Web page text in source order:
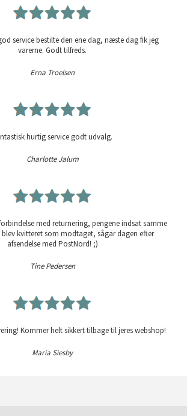
service bestilte den ene dag, næste dag fik jeg
varerne. Godt tilfreds.
Erna Troelsen
hurtig service godt udvalg.
Charlotte Jalum
med returnering, pengene indsat samme
kvitteret som modtaget, sågar dagen efter
afsendelse med PostNord! ;)
Tine Pedersen
Kommer helt sikkert tilbage til jeres webshop!
Maria Siesby